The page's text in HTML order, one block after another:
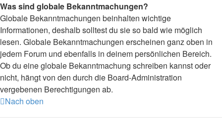
Was sind globale Bekanntmachungen?
Globale Bekanntmachungen beinhalten wichtige
Informationen, deshalb solltest du sie so bald wie möglich
lesen. Globale Bekanntmachungen erscheinen ganz oben in
jedem Forum und ebenfalls in deinem persönlichen Bereich.
Ob du eine globale Bekanntmachung schreiben kannst oder
nicht, hängt von den durch die Board-Administration
vergebenen Berechtigungen ab.
Nach oben